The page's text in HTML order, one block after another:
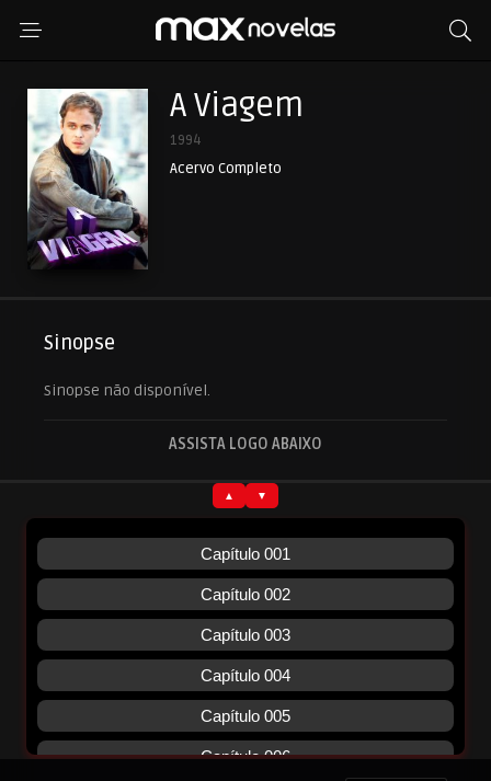
A Viagem
1994
Acervo Completo
Sinopse
Sinopse não disponível.
ASSISTA LOGO ABAIXO